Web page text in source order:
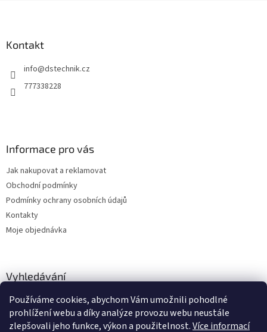
Používáme cookies, abychom Vám umožnili pohodlné
prohlížení webu a díky analýze provozu webu neustále
zlepšovali jeho funkce, výkon a použitelnost.Více informací
Kontakt
info@dstechnik.cz
777338228
Informace pro vás
Jak nakupovat a reklamovat
Obchodní podmínky
Podmínky ochrany osobních údajů
Kontakty
Moje objednávka
Vyhledávání
HLEDAT